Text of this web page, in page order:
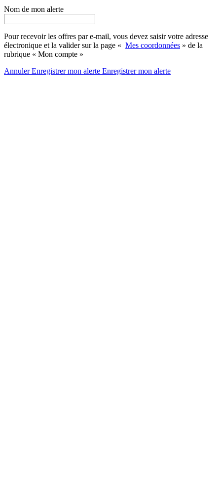
Nom de mon alerte
Pour recevoir les offres par e-mail, vous devez saisir votre adresse
électronique et la valider sur la page « Mes coordonnées » de la
rubrique « Mon compte »
AnnulerEnregistrer mon alerte Enregistrermon alerte